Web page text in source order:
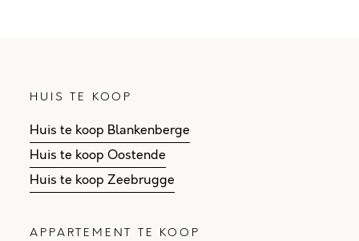
HUIS TE KOOP
Huis te koop Blankenberge
Huis te koop Oostende
Huis te koop Zeebrugge
APPARTEMENT TE KOOP